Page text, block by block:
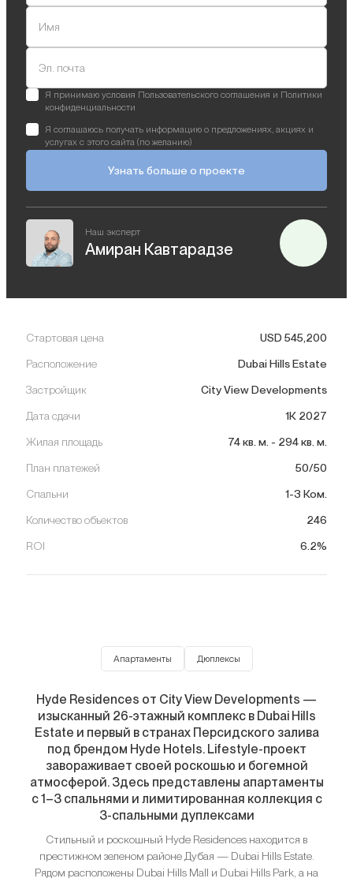
Имя
Эл. почта
Я принимаю условия Пользовательского соглашения и Политики
конфиденциальности
Я соглашаюсь получать информацию о предложениях, акциях и
услугах с этого сайта (по желанию)
Узнать больше о проекте
Наш эксперт
Амиран Кавтарадзе
Стартовая цена USD 545,200
Расположение Dubai Hills Estate
Застройщик City View Developments
Дата сдачи 1К 2027
Жилая площадь 74кв. м. - 294кв. м.
План платежей 50/50
Спальни 1-3 Ком.
Количество объектов 246
ROI 6.2%
Апартаменты Дюплексы
Hyde Residences от City View Developments —
изысканный 26-этажный комплекс в Dubai Hills
Estate и первый в странах Персидского залива
под брендом Hyde Hotels. Lifestyle-проект
завораживает своей роскошью и богемной
атмосферой. Здесь представлены апартаменты
с 1–3 спальнями и лимитированная коллекция с
3-спальными дуплексами
Стильный и роскошный Hyde Residences находится в
престижном зеленом районе Дубая — Dubai Hills Estate.
Рядом расположены Dubai Hills Mall и Dubai Hills Park, а на